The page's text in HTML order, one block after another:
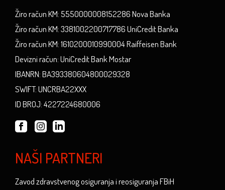
Žiro račun KM: 5550000008152286 Nova Banka
Žiro račun KM: 3381002200717786 UniCredit Banka
Žiro račun KM: 1610200010990004 Raiffeisen Bank
Devizni račun: UniCredit Bank Mostar
IBANRN: BA393380604800029328
SWIFT: UNCRBA22XXX
ID BROJ: 4227224680006
NAŠI PARTNERI
Zavod zdravstvenog osiguranja i reosiguranja FBiH